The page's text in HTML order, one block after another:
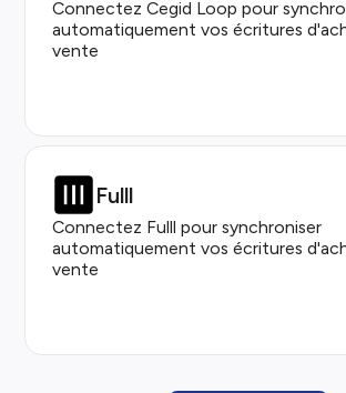
Connectez Cegid Loop pour
automatiquement vos écritures
vente
Fulll
Connectez Fulll pour synchroniser
automatiquement vos écritures
vente